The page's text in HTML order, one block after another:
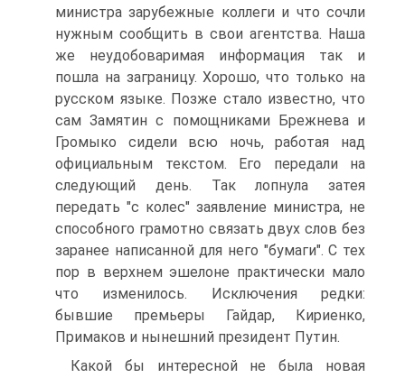
министра зарубежные коллеги и что сочли
нужным сообщить в свои агентства. Наша
же неудобоваримая информация так и
пошла на заграницу. Хорошо, что только на
русском языке. Позже стало известно, что
сам Замятин с помощниками Брежнева и
Громыко сидели всю ночь, работая над
официальным текстом. Его передали на
следующий день. Так лопнула затея
передать "с колес" заявление министра, не
способного грамотно связать двух слов без
заранее написанной для него "бумаги". С тех
пор в верхнем эшелоне практически мало
что изменилось. Исключения редки:
бывшие премьеры Гайдар, Кириенко,
Примаков и нынешний президент Путин.
Какой бы интересной не была новая